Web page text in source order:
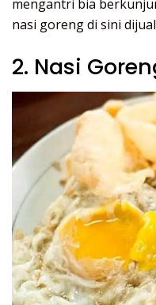
mengantri bia
nasi goreng di sini
2. Nasi